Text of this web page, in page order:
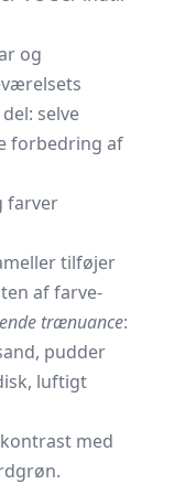
og
selve
forbedring af
farver
tilføjer
af farve­
trænuance:
pudder
luftigt
kontrast med